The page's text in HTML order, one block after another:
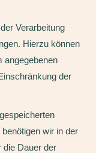
Verarbeitung
Hierzu können
angegebenen
der
wir in der
die Dauer der